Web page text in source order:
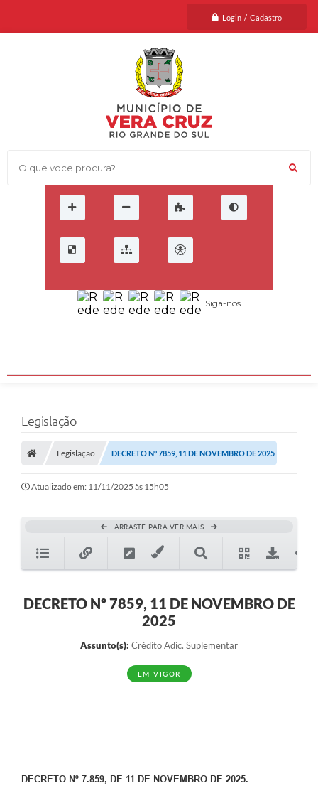
Login / Cadastro
O que voce procura?
Siga-nos
Legislação
Legislação DECRETO Nº 7859, 11 DE NOVEMBRO DE 2025
Atualizado em: 11/11/2025 às 15h05
ARRASTE PARA VER MAIS
DECRETO Nº 7859, 11 DE NOVEMBRO DE
2025
Assunto(s): Crédito Adic. Suplementar
EM VIGOR
DECRETO Nº 7.859, DE 11 DE NOVEMBRO DE 2025.